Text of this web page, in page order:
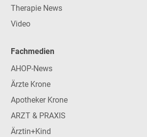
Therapie News
Video
Fachmedien
AHOP-News
Ärzte Krone
Apotheker Krone
ARZT & PRAXIS
Ärztin+Kind